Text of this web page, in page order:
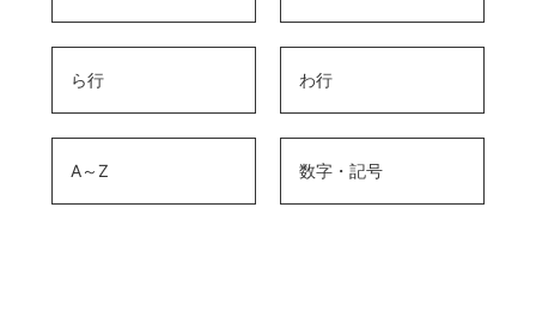
ら行 わ行
A～Z 数字・記号